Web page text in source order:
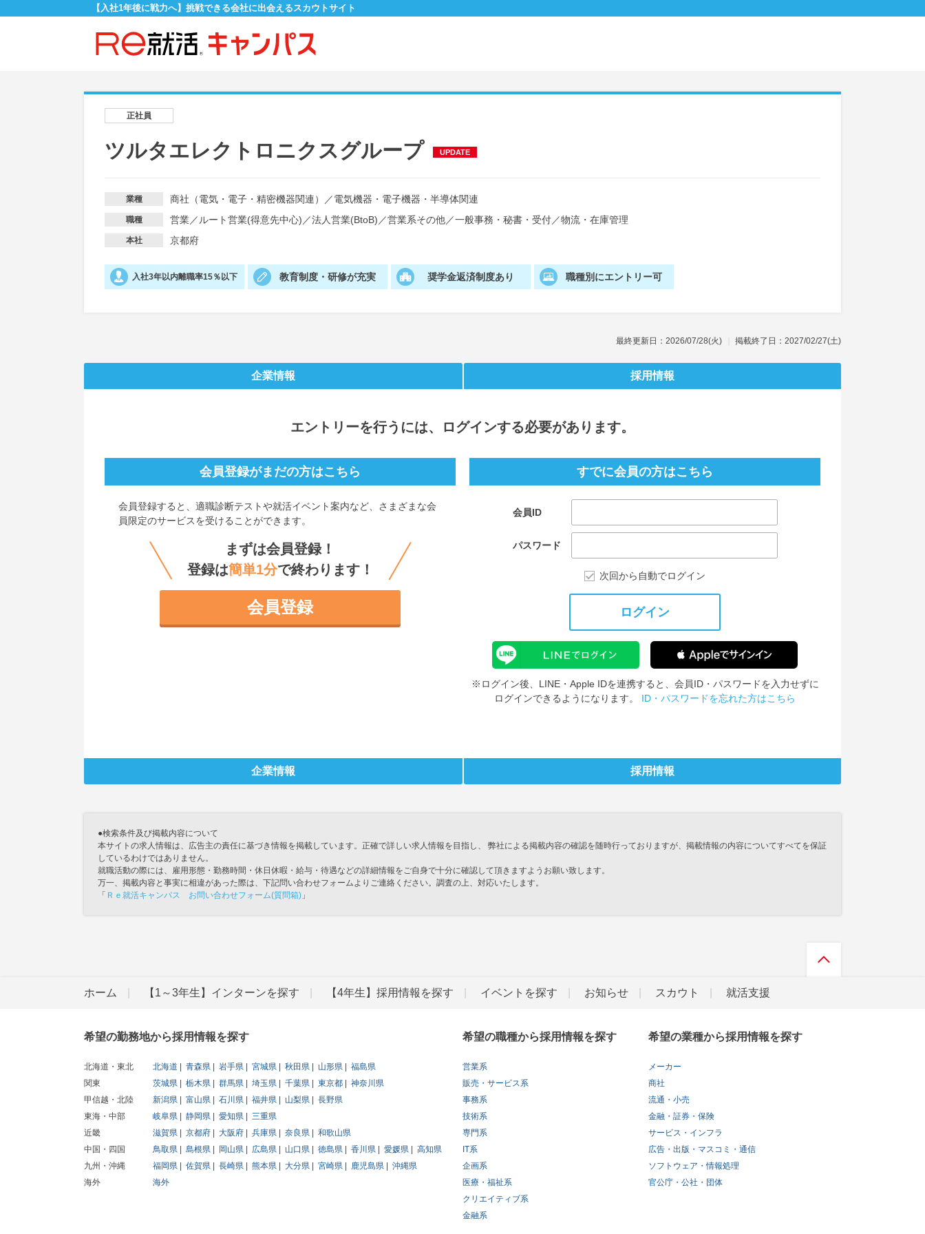
【入社1年後に戦力へ】挑戦できる会社に出会えるスカウトサイト
正社員
ツルタエレクトロニクスグループ UPDATE
業種 商社（電気・電子・精密機器関連） ／電気機器・電子機器・半導体関連
職種 営業／ ルート営業(得意先中心) ／法人営業(BtoB) ／営業系その他／一般事務・秘書・受付／物流・在庫管理
本社 京都府
入社3年以内離職率15％以下 教育制度・研修が充実 奨学金返済制度あり 職種別にエントリー可
最終更新日：2026/07/28(火) 掲載終了日：2027/02/27(土)
企業情報 採用情報
エントリーを行うには、ログインする必要があります。
すでに会員の方はこちら
会員ID
パスワード
次回から自動でログイン
ログイン
※ログイン後、LINE・Apple IDを連携すると、会員ID・パスワードを入力せずに
ログインできるようになります。 ID・パスワードを忘れた方はこちら
会員登録がまだの方はこちら
会員登録すると、 適職診断テストや就活イベント案内など、さまざまな会
員限定のサービスを受けることができます。
まずは会員登録！
登録は簡単1分で終わります！
会員登録
企業情報 採用情報
●検索条件及び掲載内容について
本サイトの求人情報は、広告主の責任に基づき情報を掲載しています。正確で詳しい求人情報を目指し、 弊社による掲載内容の確認を随時行っておりますが、掲載情報の内容についてすべてを保証
しているわけではありません。
就職活動の際には、雇用形態・勤務時間・休日休暇・給与・待遇などの詳細情報をご自身で十分に確認して頂きますようお願い致します。
万一、掲載内容と事実に相違があった際は、下記問い合わせフォームよりご連絡ください。調査の上、対応いたします。
「 Ｒｅ就活キャンパス お問い合わせフォーム(質問箱) 」
ホーム 【1～3年生】インターンを探す 【4年生】採用情報を探す イベントを探す お知らせ スカウト 就活支援
希望の勤務地から採用情報を探す
北海道・東北 北海道 青森県 岩手県 宮城県 秋田県 山形県
福島県
関東
茨城県 栃木県 群馬県 埼玉県 千葉県 東京都
神奈川県
甲信越・北陸
新潟県 富山県 石川県 福井県 山梨県
長野県
東海・中部
岐阜県 静岡県 愛知県
三重県
近畿
滋賀県 京都府 大阪府 兵庫県 奈良県
和歌山県
中国・四国
鳥取県 島根県 岡山県 広島県 山口県 徳島県 香川県 愛媛県
高知県
九州・沖縄
福岡県 佐賀県 長崎県 熊本県 大分県 宮崎県 鹿児島県
沖縄県
海外
海外
希望の職種から採用情報を探す
営業系
販売・サービス系
事務系
技術系
専門系
IT系
企画系
医療・福祉系
クリエイティブ系
金融系
希望の業種から採用情報を探す
メーカー
商社
流通・小売
金融・証券・保険
サービス・インフラ
広告・出版・マスコミ・通信
ソフトウェア・情報処理
官公庁・公社・団体